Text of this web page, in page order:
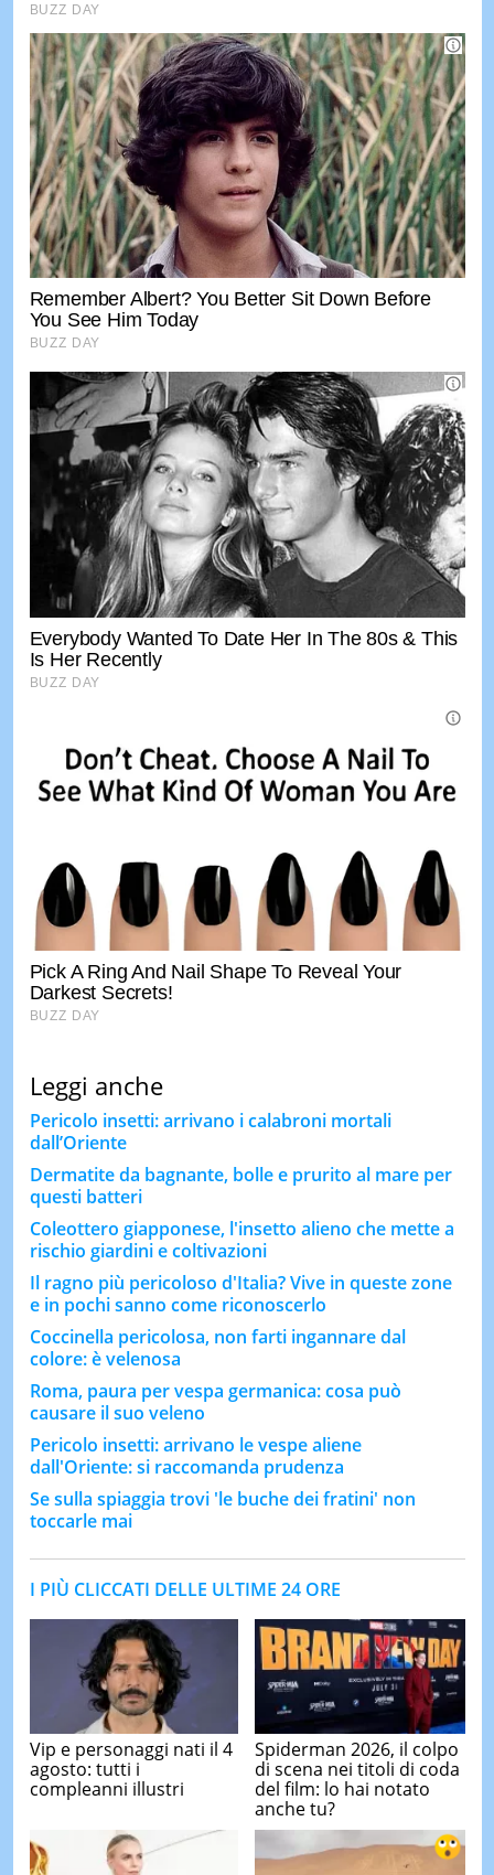
Leggi anche
Pericolo insetti: arrivano i calabroni mortali
dall’Oriente
Dermatite da bagnante, bolle e prurito al mare per
questi batteri
Coleottero giapponese, l'insetto alieno che mette a
rischio giardini e coltivazioni
Il ragno più pericoloso d'Italia? Vive in queste zone
e in pochi sanno come riconoscerlo
Coccinella pericolosa, non farti ingannare dal
colore: è velenosa
Roma, paura per vespa germanica: cosa può
causare il suo veleno
Pericolo insetti: arrivano le vespe aliene
dall'Oriente: si raccomanda prudenza
Se sulla spiaggia trovi 'le buche dei fratini' non
toccarle mai
I PIÙ CLICCATI DELLE ULTIME 24 ORE
Vip e personaggi nati il 4
agosto: tutti i
compleanni illustri
Spiderman 2026, il colpo
di scena nei titoli di coda
del film: lo hai notato
anche tu?